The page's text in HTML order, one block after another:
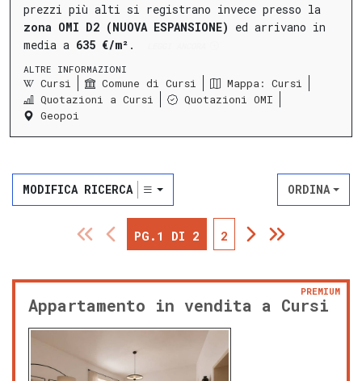
prezzi più alti si registrano invece presso la
zona OMI D2 (NUOVA ESPANSIONE) ed arrivano in
media a 635 €/m² .
ALTRE INFORMAZIONI
Cursi Comune di Cursi
Mappa: Cursi
Quotazioni a Cursi
Quotazioni OMI
Geopoi
MODIFICA RICERCA ORDINA
PG.1 DI 2 2
Appartamento in vendita a Cursi
PREMIUM